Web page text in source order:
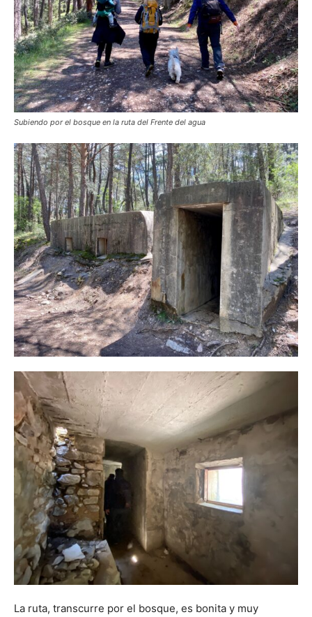
Subiendo por el bosque en la ruta del Frente del agua
La ruta, transcurre por el bosque, es bonita y muy